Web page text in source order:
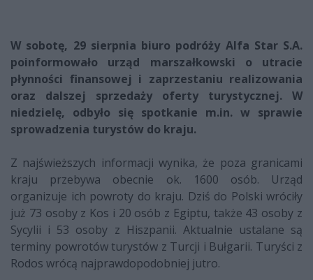
W sobotę, 29 sierpnia biuro podróży Alfa Star S.A.
poinformowało urząd marszałkowski o utracie
płynności finansowej i zaprzestaniu realizowania
oraz dalszej sprzedaży oferty turystycznej. W
niedzielę, odbyło się spotkanie m.in. w sprawie
sprowadzenia turystów do kraju.
Z najświeższych informacji wynika, że poza granicami
kraju przebywa obecnie ok. 1600 osób. Urząd
organizuje ich powroty do kraju. Dziś do Polski wróciły
już 73 osoby z Kos i 20 osób z Egiptu, także 43 osoby z
Sycylii i 53 osoby z Hiszpanii. Aktualnie ustalane są
terminy powrotów turystów z Turcji i Bułgarii. Turyści z
Rodos wrócą najprawdopodobniej jutro.